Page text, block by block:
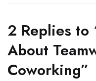
2 Replies to
About
Coworking”